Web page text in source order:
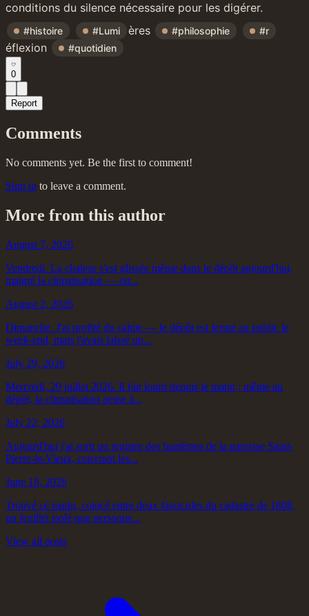
conditions du silence nécessaire pour les digérer.
#histoire #Lumi ères #philosophie #r
éflexion #quotidien
0
Report
Comments
No comments yet. Be the first to comment!
Sign in to leave a comment.
More from this author
August 7, 2026
Vendredi. La chaleur s'est glissée même dans le dépôt aujourd'hui,
malgré la climatisation — ou...
August 2, 2026
Dimanche. J'ai profité du calme — le dépôt est fermé au public le
week-end, mais j'avais laissé un...
July 29, 2026
Mercredi, 29 juillet 2026. Il fait lourd depuis le matin ; même au
dépôt, la climatisation peine à...
July 22, 2026
Aujourd'hui j'ai sorti un registre des baptêmes de la paroisse Saint-
Pierre-le-Vieux, couvrant les...
June 18, 2026
Trouvé ce matin, coincé entre deux fascicules du cadastre de 1808,
un feuillet isolé que personne...
View all posts